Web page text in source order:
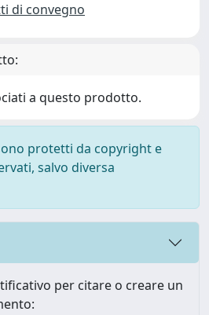
di convegno
a questo prodotto.
protetti da copyright e
salvo diversa
per citare o creare un